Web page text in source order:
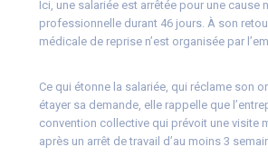
Ici, une salariée est arrêtée pour une cause
professionnelle durant 46 jours. À son
médicale de reprise n’est organisée par
Ce qui étonne la salariée, qui réclame son
étayer sa demande, elle rappelle que
convention collective qui prévoit une visite
après un arrêt de travail d’au moins 3